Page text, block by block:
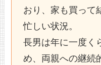
おり、家も買って
忙しい状況。
長男は年に一度く
め、両親への継続